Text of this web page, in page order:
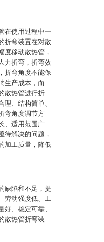
在使用过程中一
折弯装置在对散
度移动散热管，
力折弯，折弯效
折弯角度不能保
生产成本，而
散热管进行折
、结构简单、
弯角度调节方
、适用范围广
待解决的问题，
加工质量，降低
缺陷和不足，提
劳动强度低、工
、稳定可靠、
散热管折弯装